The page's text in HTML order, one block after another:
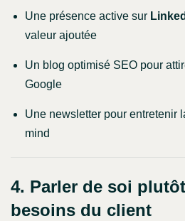
Une présence active sur
valeur ajoutée
Un blog optimisé SEO pour
Google
Une newsletter pour entretenir
mind
4. Parler de soi
besoins du client